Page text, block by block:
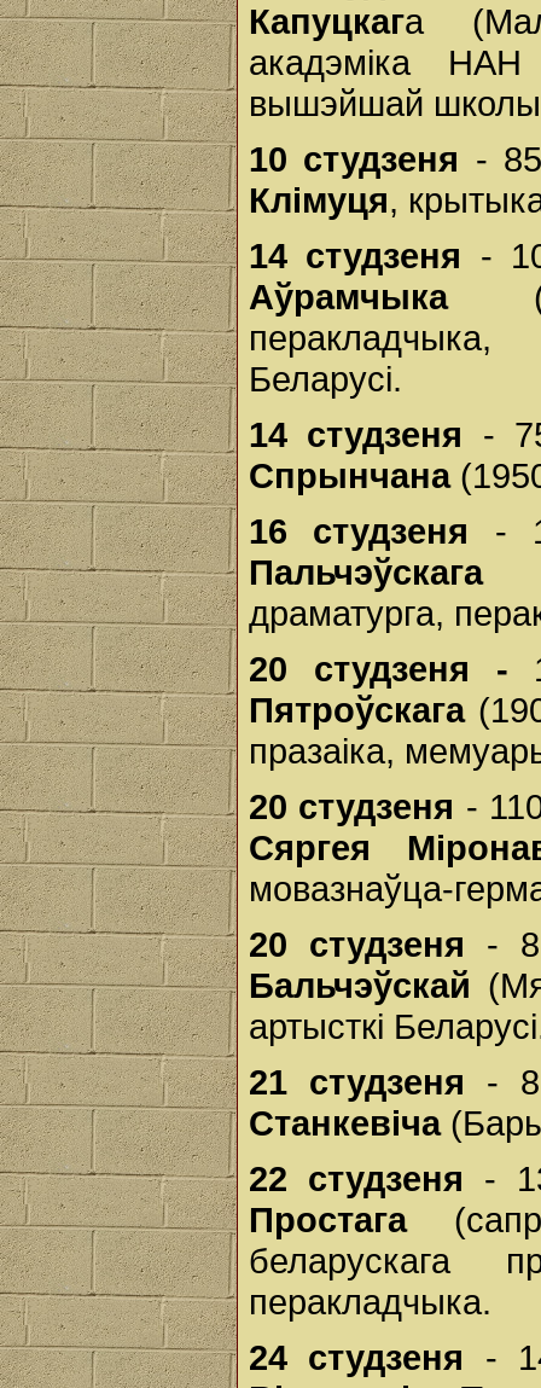
Капуцкага
акадэміка НАН
вышэйшай школы
10 студзеня -
Клімуця,
14 студзеня -
Аўрамчыка
перакладчыка,
Беларусі.
14 студзеня -
Спрынчана
16 студзеня -
Пальчэўскага
драматурга,
20 студзеня -
Пятроўскага
празаіка,
20 студзеня -
Сяргея
мовазнаўца-
20 студзеня -
Бальчэўскай
артысткі
21 студзеня -
Станкевiча
22 студзеня -
Простага(сапр.
беларускага
перакладчыка.
24 студзеня -